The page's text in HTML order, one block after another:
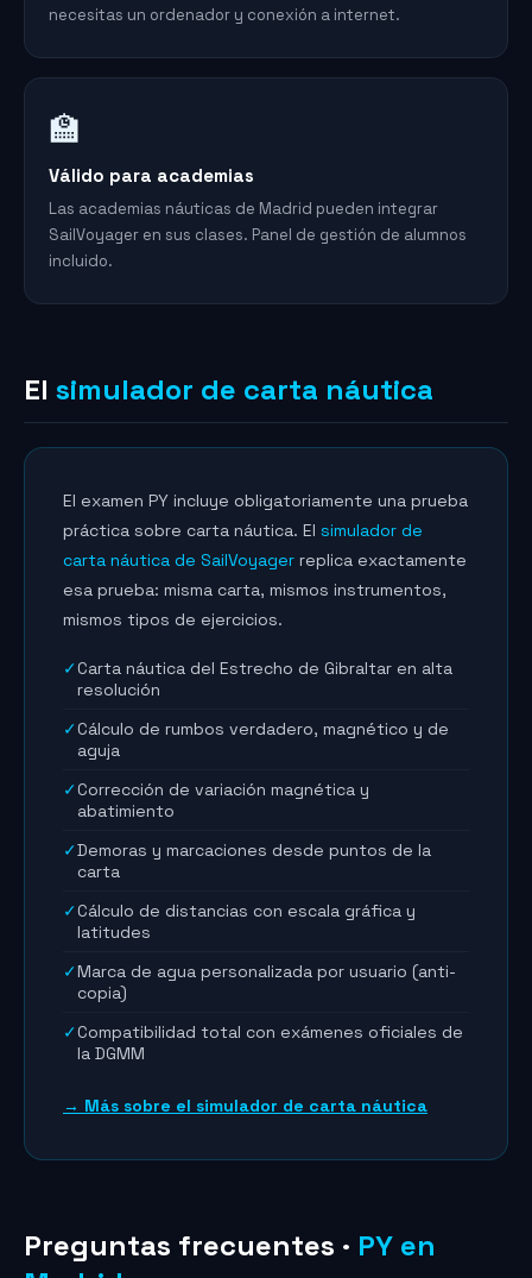
necesitas un ordenador y conexión a internet.
🏫
Válido para academias
Las academias náuticas de Madrid pueden integrar
SailVoyager en sus clases. Panel de gestión de alumnos
incluido.
El simulador de carta náutica
El examen PY incluye obligatoriamente una prueba
práctica sobre carta náutica. El simulador de
carta náutica de SailVoyager replica exactamente
esa prueba: misma carta, mismos instrumentos,
mismos tipos de ejercicios.
✓Carta náutica del Estrecho de Gibraltar en alta
resolución
✓Cálculo de rumbos verdadero, magnético y de
aguja
✓Corrección de variación magnética y
abatimiento
✓Demoras y marcaciones desde puntos de la
carta
✓Cálculo de distancias con escala gráfica y
latitudes
✓Marca de agua personalizada por usuario (anti-
copia)
✓Compatibilidad total con exámenes oficiales de
la DGMM
→ Más sobre el simulador de carta náutica
Preguntas frecuentes · PY en